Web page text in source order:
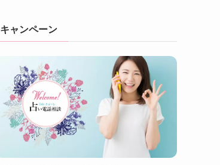
キャンペーン